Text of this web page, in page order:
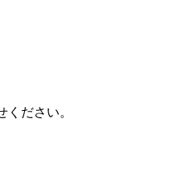
ださい。